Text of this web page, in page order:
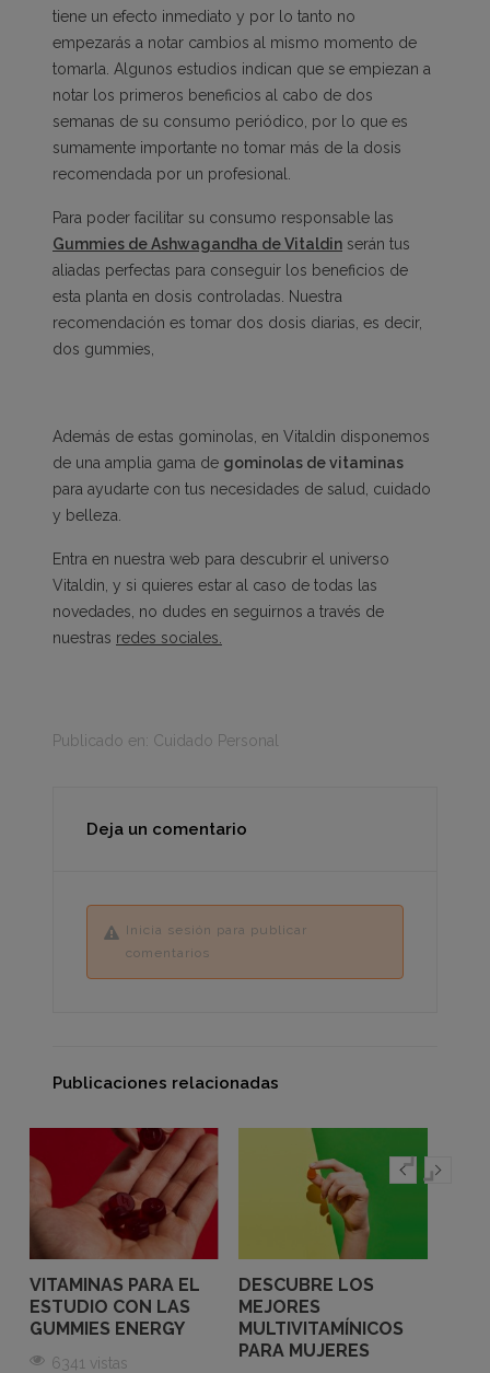
tiene un efecto inmediato y por lo tanto no
empezarás a notar cambios al mismo momento de
tomarla. Algunos estudios indican que se empiezan a
notar los primeros beneficios al cabo de dos
semanas de su consumo periódico, por lo que es
sumamente importante no tomar más de la dosis
recomendada por un profesional.
Para poder facilitar su consumo responsable las
Gummies de Ashwagandha de Vitaldin serán tus
aliadas perfectas para conseguir los beneficios de
esta planta en dosis controladas. Nuestra
recomendación es tomar dos dosis diarias, es decir,
dos gummies,
Además de estas gominolas, en Vitaldin disponemos
de una amplia gama de gominolas de vitaminas
para ayudarte con tus necesidades de salud, cuidado
y belleza.
Entra en nuestra web para descubrir el universo
Vitaldin, y si quieres estar al caso de todas las
novedades, no dudes en seguirnos a través de
nuestras redes sociales
Publicado en: Cuidado Personal
Deja un comentario
Inicia sesión para publicar
comentarios
Publicaciones relacionadas
VITAMINAS PARA EL
ESTUDIO CON LAS
GUMMIES ENERGY
6341 vistas
DESCUBRE LOS
MEJORES
MULTIVITAMÍNICOS
PARA MUJERES